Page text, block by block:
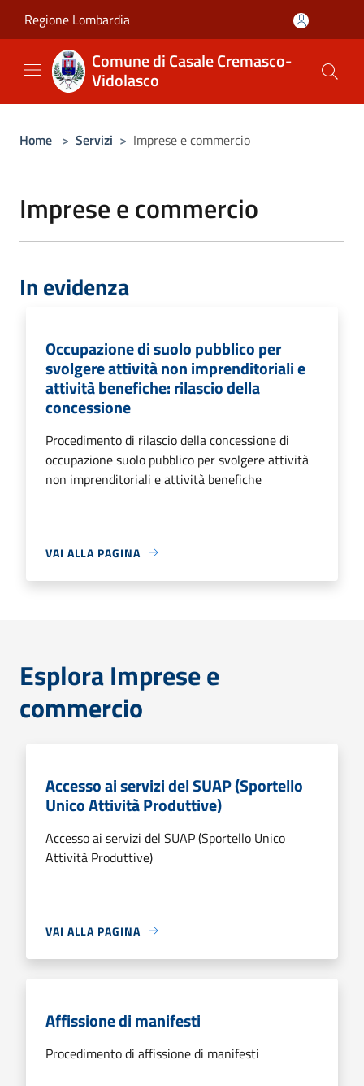
Regione Lombardia
Comune di Casale Cremasco-
Vidolasco
Home > Servizi > Imprese e commercio
Imprese e commercio
In evidenza
Occupazione di suolo pubblico per
svolgere attività non imprenditoriali e
attività benefiche: rilascio della
concessione
Procedimento di rilascio della concessione di
occupazione suolo pubblico per svolgere attività
non imprenditoriali e attività benefiche
VAI ALLA PAGINA
Esplora Imprese e
commercio
Accesso ai servizi del SUAP (Sportello
Unico Attività Produttive)
Accesso ai servizi del SUAP (Sportello Unico
Attività Produttive)
VAI ALLA PAGINA
Affissione di manifesti
Procedimento di affissione di manifesti